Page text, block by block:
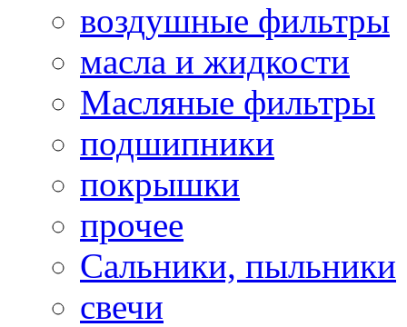
воздушные фильтры
масла и жидкости
Масляные фильтры
подшипники
покрышки
прочее
Сальники, пыльники
свечи